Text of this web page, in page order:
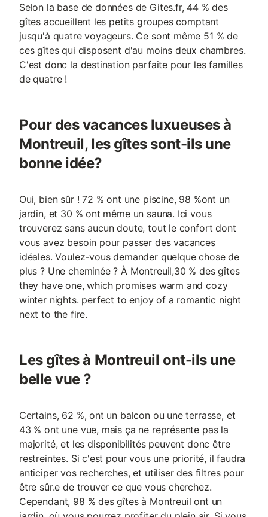
Selon la base de données de Gites.fr, 44 % des
gîtes accueillent les petits groupes comptant
jusqu'à quatre voyageurs. Ce sont même 51 % de
ces gîtes qui disposent d'au moins deux chambres.
C'est donc la destination parfaite pour les familles
de quatre !
Pour des vacances luxueuses à
Montreuil, les gîtes sont-ils une
bonne idée?
Oui, bien sûr ! 72 % ont une piscine, 98 %ont un
jardin, et 30 % ont même un sauna. Ici vous
trouverez sans aucun doute, tout le confort dont
vous avez besoin pour passer des vacances
idéales. Voulez-vous demander quelque chose de
plus ? Une cheminée ? À Montreuil,30 % des gîtes
they have one, which promises warm and cozy
winter nights. perfect to enjoy of a romantic night
next to the fire.
Les gîtes à Montreuil ont-ils une
belle vue ?
Certains, 62 %, ont un balcon ou une terrasse, et
43 % ont une vue, mais ça ne représente pas la
majorité, et les disponibilités peuvent donc être
restreintes. Si c'est pour vous une priorité, il faudra
anticiper vos recherches, et utiliser des filtres pour
être sûr.e de trouver ce que vous cherchez.
Cependant, 98 % des gîtes à Montreuil ont un